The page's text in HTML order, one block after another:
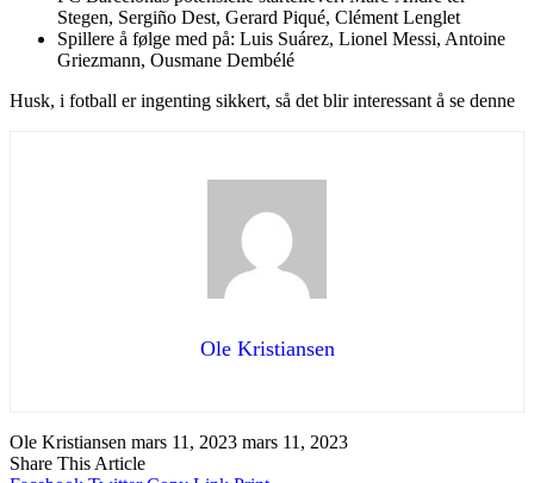
Stegen, Sergiño Dest, Gerard Piqué, Clément Lenglet
Spillere å følge med på: Luis Suárez, Lionel Messi, Antoine
Griezmann, Ousmane Dembélé
Husk, i fotball er ingenting sikkert, så det blir interessant å se denne
Ole Kristiansen
Ole Kristiansen mars 11, 2023 mars 11, 2023
Share This Article